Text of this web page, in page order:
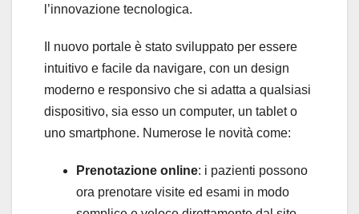
l’innovazione tecnologica.
Il nuovo portale è stato sviluppato per essere
intuitivo e facile da navigare, con un design
moderno e responsivo che si adatta a qualsiasi
dispositivo, sia esso un computer, un tablet o
uno smartphone. Numerose le novità come:
Prenotazione online: i pazienti possono
ora prenotare visite ed esami in modo